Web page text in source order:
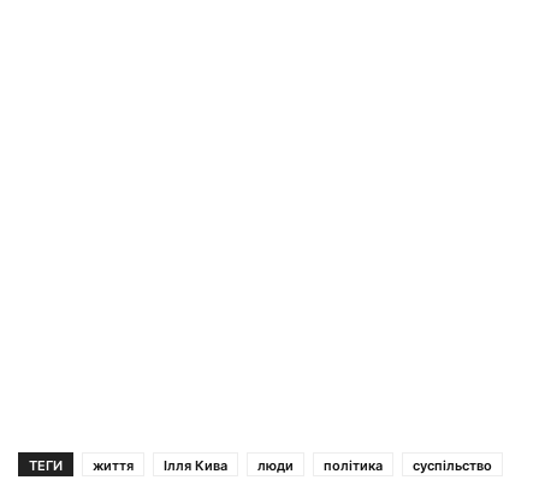
ТЕГИ життя Ілля Кива люди політика суспільство